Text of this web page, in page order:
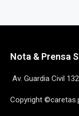
Nota & Prensa
Av. Guardia Civil
Copyright